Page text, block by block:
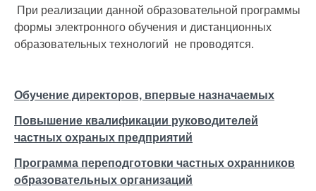
При реализации данной образовательной программы
формы электронного обучения и дистанционных
образовательных технологий не проводятся.
Обучение директоров, впервые назначаемых
Повышение квалификации руководителей
частных охраных предприятий
Программа переподготовки частных охранников
образовательных организаций